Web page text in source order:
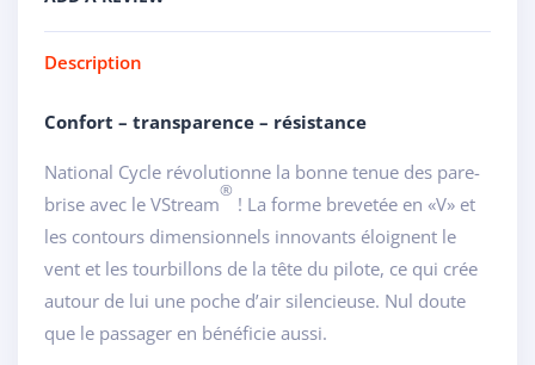
Description
Confort – transparence – résistance
National Cycle révolutionne la bonne tenue des pare-
brise avec le VStream
®
! La forme brevetée en «V» et
les contours dimensionnels innovants éloignent le
vent et les tourbillons de la tête du pilote, ce qui crée
autour de lui une poche d’air silencieuse. Nul doute
que le passager en bénéficie aussi.